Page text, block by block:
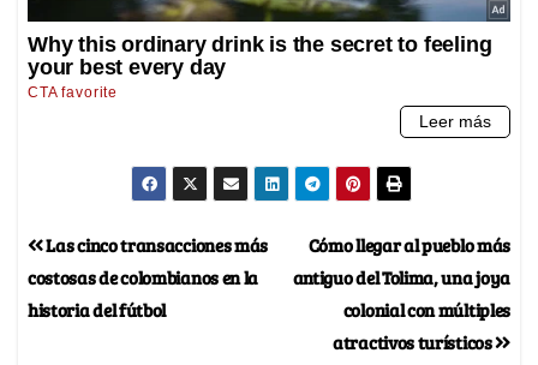
Cómo llegar al pueblo más
antiguo del Tolima, una joya
colonial con múltiples
atractivos turísticos
Las cinco transacciones más
costosas de colombianos en la
historia del fútbol